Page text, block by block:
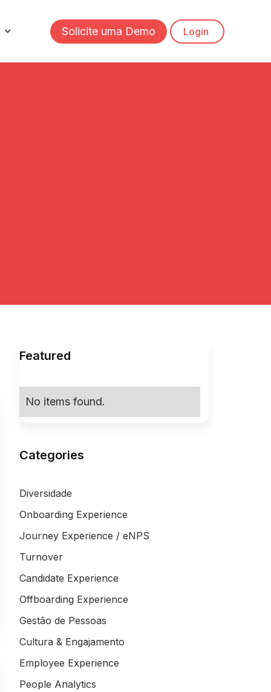
Solicite uma Demo Login
Featured
No items found.
Categories
Diversidade
Onboarding Experience
Journey Experience / eNPS
Turnover
Candidate Experience
Offboarding Experience
Gestão de Pessoas
Cultura & Engajamento
Employee Experience
People Analytics